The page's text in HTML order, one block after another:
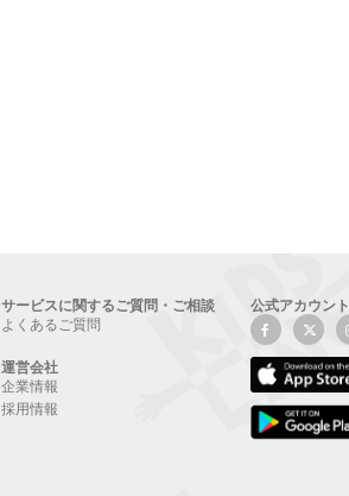
サービスに関するご質問・ご相談
よくあるご質問
運営会社
企業情報
採用情報
公式アカウント